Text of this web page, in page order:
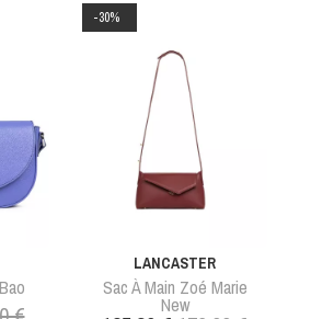
LANCASTER
Sac À Main Zoé Marie
New
-30%